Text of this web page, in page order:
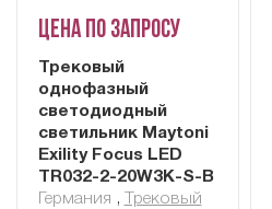
Цена по запросу
Трековый
однофазный
светодиодный
светильник Maytoni
Exility Focus LED
TR032-2-20W3K-S-B
Германия ,
Трековый